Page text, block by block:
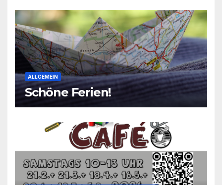
ALLGEMEIN
Schöne Ferien!